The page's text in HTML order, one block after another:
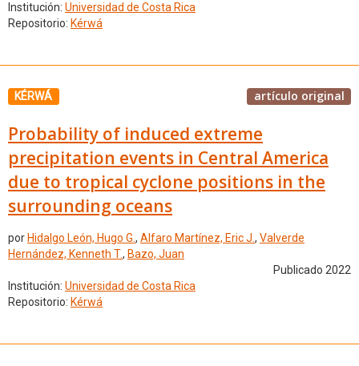
Institución: Universidad de Costa Rica
Repositorio: Kérwá
KÉRWÁ artículo original
Probability of induced extreme
precipitation events in Central America
due to tropical cyclone positions in the
surrounding oceans
por Hidalgo León, Hugo G., Alfaro Martínez, Eric J., Valverde
Hernández, Kenneth T., Bazo, Juan
Publicado 2022
Institución: Universidad de Costa Rica
Repositorio: Kérwá